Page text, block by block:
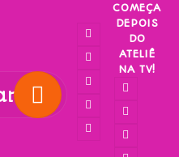
COMEÇA
DEPOIS
DO
ATELIÊ
NA TV!